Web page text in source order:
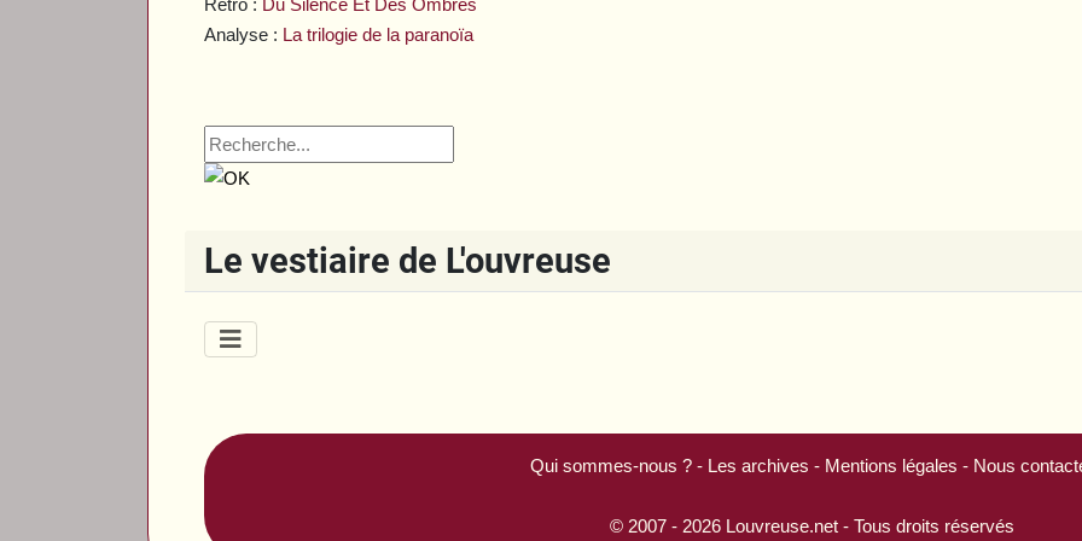
Rétro : Du Silence Et Des Ombres
Analyse : La trilogie de la paranoïa
Le vestiaire de L'ouvreuse
Qui sommes-nous ?- Les archives - Mentions légales - Nous
© 2007 - 2026 Louvreuse.net- Tous droits réservés